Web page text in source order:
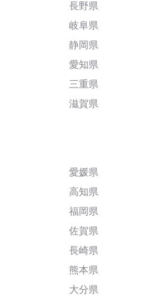
長野県
岐阜県
静岡県
愛知県
三重県
滋賀県
愛媛県
高知県
福岡県
佐賀県
長崎県
熊本県
大分県